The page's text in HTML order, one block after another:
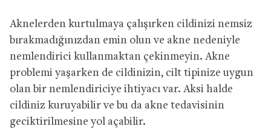
Aknelerden kurtulmaya çalışırken cildinizi nemsiz
bırakmadığınızdan emin olun ve akne nedeniyle
nemlendirici kullanmaktan çekinmeyin. Akne
problemi yaşarken de cildinizin, cilt tipinize uygun
olan bir nemlendiriciye ihtiyacı var. Aksi halde
cildiniz kuruyabilir ve bu da akne tedavisinin
geciktirilmesine yol açabilir.